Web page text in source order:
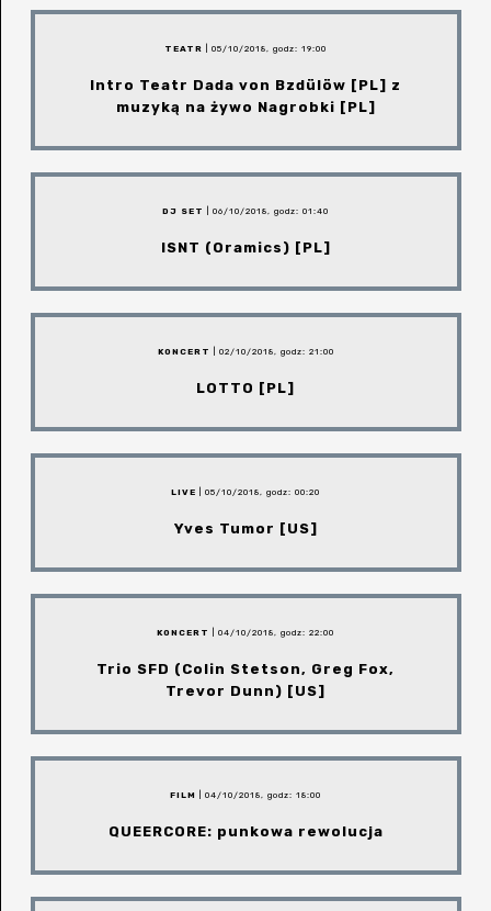
TEATR | 05/10/2018, godz: 19:00
Intro Teatr Dada von Bzdülöw [PL] z
muzyką na żywo Nagrobki [PL]
DJ SET | 06/10/2018, godz: 01:40
ISNT (Oramics) [PL]
KONCERT | 02/10/2018, godz: 21:00
LOTTO [PL]
LIVE | 05/10/2018, godz: 00:20
Yves Tumor [US]
KONCERT | 04/10/2018, godz: 22:00
Trio SFD (Colin Stetson, Greg Fox,
Trevor Dunn) [US]
FILM | 04/10/2018, godz: 18:00
QUEERCORE: punkowa rewolucja